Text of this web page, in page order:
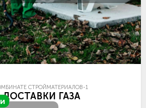
СТРОЙМАТЕРИАЛОВ-1
ГАЗА